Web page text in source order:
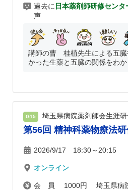
過去に 日本薬剤師研修センタ
声
講師の曹 桂植先生による五
かった生薬と五臓の関係をわか
G15 埼玉県病院薬剤師会生涯
第56回 精神科薬物療法
2026/9/17 18:30～20:15
オンライン
会 員 1000円 埼玉県病院